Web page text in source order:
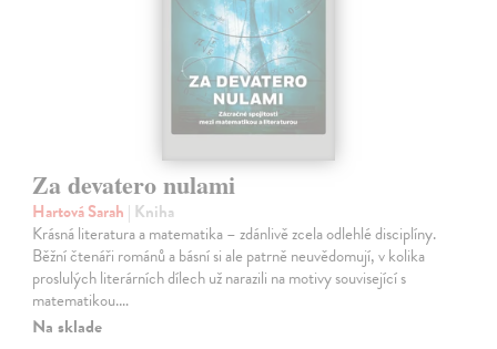
Za devatero nulami
Hartová Sarah | Kniha
Krásná literatura a matematika – zdánlivě zcela odlehlé disciplíny.
Běžní čtenáři románů a básní si ale patrně neuvědomují, v kolika
proslulých literárních dílech už narazili na motivy související s
matematikou.…
Na sklade